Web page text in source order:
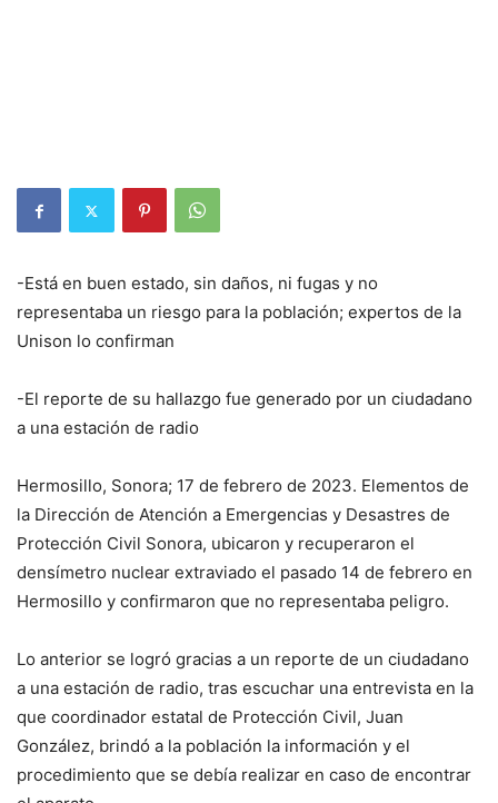
-Está en buen estado, sin daños, ni fugas y no
representaba un riesgo para la población; expertos de la
Unison lo confirman
-El reporte de su hallazgo fue generado por un ciudadano
a una estación de radio
Hermosillo, Sonora; 17 de febrero de 2023. Elementos de
la Dirección de Atención a Emergencias y Desastres de
Protección Civil Sonora, ubicaron y recuperaron el
densímetro nuclear extraviado el pasado 14 de febrero en
Hermosillo y confirmaron que no representaba peligro.
Lo anterior se logró gracias a un reporte de un ciudadano
a una estación de radio, tras escuchar una entrevista en la
que coordinador estatal de Protección Civil, Juan
González, brindó a la población la información y el
procedimiento que se debía realizar en caso de encontrar